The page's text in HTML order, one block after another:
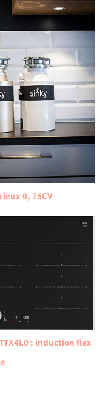
0, 75CV
: induction flex